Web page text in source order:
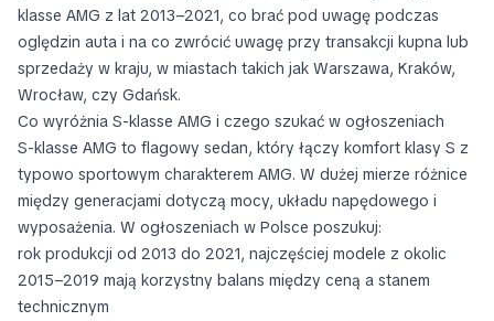
klasse AMG z lat 2013–2021, co brać pod uwagę podczas
oględzin auta i na co zwrócić uwagę przy transakcji kupna lub
sprzedaży w kraju, w miastach takich jak Warszawa, Kraków,
Wrocław, czy Gdańsk.
Co wyróżnia S-klasse AMG i czego szukać w ogłoszeniach
S-klasse AMG to flagowy sedan, który łączy komfort klasy S z
typowo sportowym charakterem AMG. W dużej mierze różnice
między generacjami dotyczą mocy, układu napędowego i
wyposażenia. W ogłoszeniach w Polsce poszukuj:
rok produkcji od 2013 do 2021, najczęściej modele z okolic
2015–2019 mają korzystny balans między ceną a stanem
technicznym